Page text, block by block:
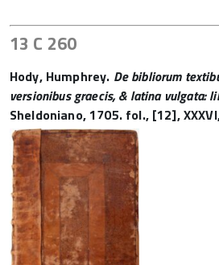
13 C 260
Hody, Humphrey. De bibliorum
versionibus graecis, & latina vulgata:
Sheldoniano, 1705. fol., [12],